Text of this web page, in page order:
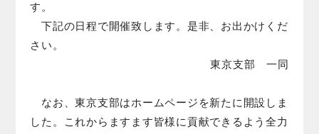
す。
下記の日程で開催致します。是非、お出かけくだ
さい。
東京支部 一同
なお、東京支部はホームページを新たに開設しま
した。これからますます皆様に貢献できるよう全力